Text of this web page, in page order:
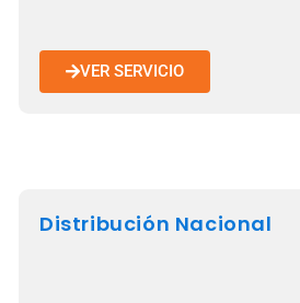
VER SERVICIO
Distribución Nacional